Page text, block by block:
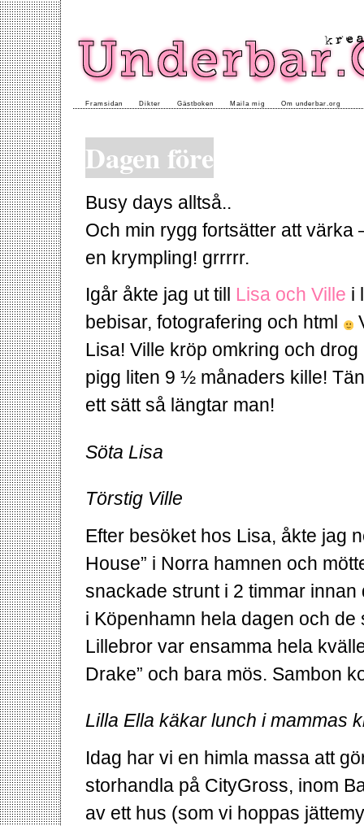
Framsidan Dikter Gästboken Maila mig Om underbar.org
Dagen före
Busy days alltså..
Och min rygg fortsätter att värka
en krympling! grrrrr.
Igår åkte jag ut till Lisa och Ville i
bebisar, fotografering och html
Lisa! Ville kröp omkring och
pigg liten 9 ½ månaders kille!
ett sätt så längtar man!
Söta Lisa
Törstig Ville
Efter besöket hos Lisa, åkte jag
House” i Norra hamnen och
snackade strunt i 2 timmar
i Köpenhamn hela dagen och
Lillebror var ensamma hela
Drake” och bara mös. Sambon
Lilla Ella käkar lunch i mammas
Idag har vi en himla massa att
storhandla på CityGross, inom
av ett hus (som vi hoppas